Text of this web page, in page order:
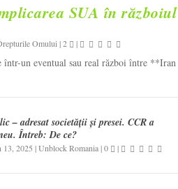
SUA în războiul
Omului |2 |
un eventual sau real război între **Iran
– adresat societății și presei. CCR a
Întreb: De ce?
13, 2025 |Unblock Romania|0 |